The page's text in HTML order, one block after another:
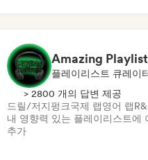
Amazing
플레이리스트 큐레이
> 2800 개의 답변 제공
드릴/저지펑크국제 랩영어 랩
내 영향력 있는 플레이리스트에
추가